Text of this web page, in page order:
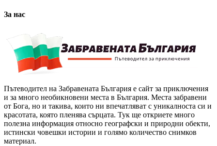
За нас
Пътеводител на Забравената България е сайт за приключения
и за много необикновени места в България. Места забравени
от Бога, но и такива, които ни впечатляват с уникалноста си и
красотата, която пленява сърцата. Тук ще откриете много
полезна информация относно географски и природни обекти,
истински човешки истории и голямо количество снимков
материал.